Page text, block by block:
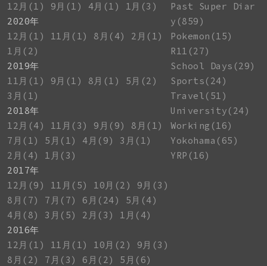
12月(1)
9月(1) 4月(1)
1月(3)
2020年
12月(1)
11月(1) 8月(4)
2月(1)
1月(2)
2019年
11月(1)
9月(1) 8月(1)
5月(2)
3月(1)
2018年
12月(4)
11月(3) 9月(9)
8月(1)
7月(1)
5月(1) 4月(9)
3月(1)
2月(4)
1月(3)
2017年
12月(9)
11月(5) 10月(2)
9月(3)
8月(7)
7月(7) 6月(24)
5月(4)
4月(8)
3月(5) 2月(3)
1月(4)
2016年
12月(1)
11月(1) 10月(2)
9月(3)
8月(2)
7月(3) 6月(2)
5月(6)
Past Super Diar
y(859)
Pokemon(15)
R11(27)
School Days(29)
Sports(24)
Travel(51)
University(24)
Working(16)
Yokohama(65)
YRP(16)